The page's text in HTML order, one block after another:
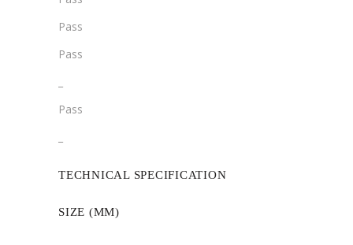
Pass
Pass
Pass
TECHNICAL SPECIFICATION
SIZE (MM)